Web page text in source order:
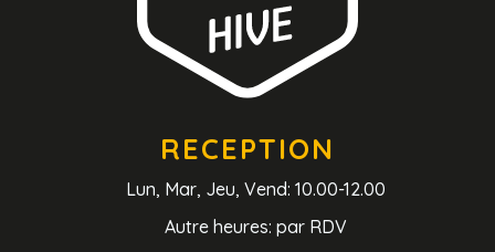
RECEPTION
Lun, Mar, Jeu, Vend: 10.00-12.00
Autre heures: par RDV